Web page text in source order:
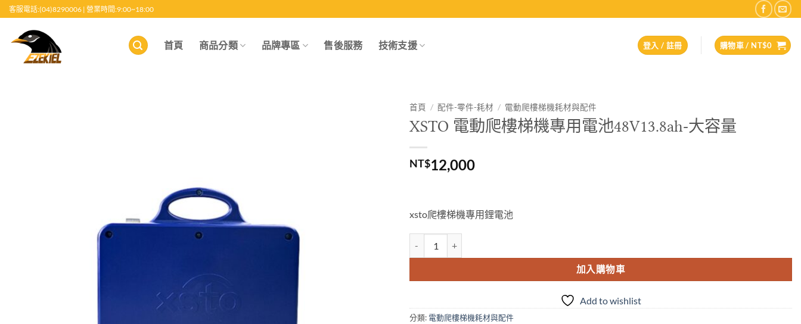
至
客服電話:(04)8290006 | 營業時間:9:00~18:00
首頁 商品分類 品牌專區 售後服務 技術支援 登入 / 註冊 購物車 / NT$0
首頁 / 配件-零件-耗材 / 電動爬樓梯機耗材與配件
XSTO 電動爬樓梯機專用電池48V13.8ah-大容量
NT$12,000
xsto爬樓梯機專用鋰電池
加入購物車
Add to wishlist
分類: 電動爬樓梯機耗材與配件